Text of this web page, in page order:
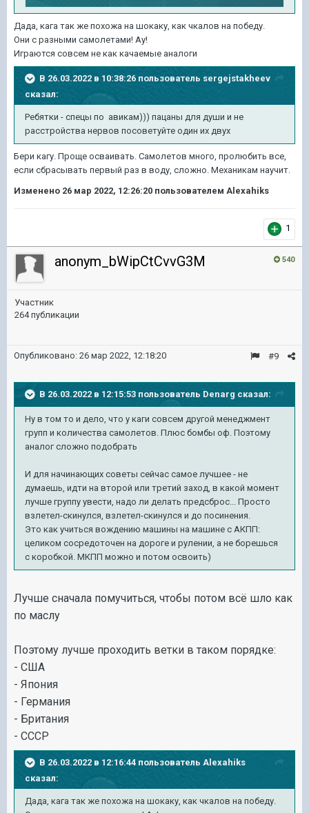
Дада, кага так же похожа на шокаку, как чкалов на победу.
Они с разными самолетами! Ау!
Играются совсем не как качаемые аналоги
В 26.03.2022 в 10:38:26 пользователь sergejstakheev
сказал:
Ребятки - спецы по авикам))) пацаны для души и не
расстройства нервов посоветуйте один их двух
Бери кагу. Проще осваивать. Самолетов много, пролюбить все,
если сбрасывать первый раз в воду, сложно. Механикам научит.
Изменено 26 мар 2022, 12:26:20 пользователем Alexahiks
1
540
anonym_bWipCtCvvG3M
Участник
264 публикации
#9
Опубликовано: 26 мар 2022, 12:18:20
В 26.03.2022 в 12:15:53 пользователь Denarg сказал:
Ну в том то и дело, что у каги совсем другой менеджмент
групп и количества самолетов. Плюс бомбы оф. Поэтому
аналог сложно подобрать
И для начинающих советы сейчас самое лучшее - не
думаешь, идти на второй или третий заход, в какой момент
лучше группу увести, надо ли делать предсброс... Просто
взлетел-скинулся, взлетел-скинулся и до посинения.
Это как учиться вождению машины на машине с АКПП:
целиком сосредоточен на дороге и рулении, а не борешься
с коробкой. МКПП можно и потом освоить)
Лучше сначала помучиться, чтобы потом всё шло как
по маслу
Поэтому лучше проходить ветки в таком порядке:
- США
- Япония
- Германия
- Британия
- СССР
В 26.03.2022 в 12:16:44 пользователь Alexahiks
сказал:
Дада, кага так же похожа на шокаку, как чкалов на победу.